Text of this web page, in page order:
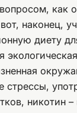
как
наконец,
диету
экологическая
стрессы,
никотин –